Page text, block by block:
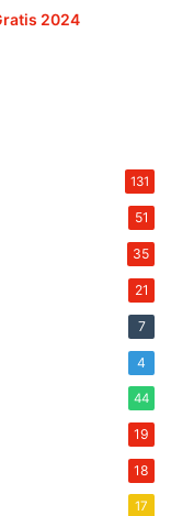
2024
131
51
35
21
7
4
44
19
18
17